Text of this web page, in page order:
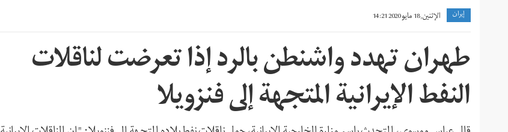
إيران الإثنين, 18 مايو 2020 14:21
طهران تهدد واشنطن بالرد إذا تعرضت لناقلات
النفط الإيرانية المتجهة إلى فنزويلا